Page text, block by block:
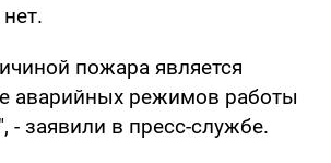
пожара является
аварийных режимов работы
- заявили в пресс-службе.